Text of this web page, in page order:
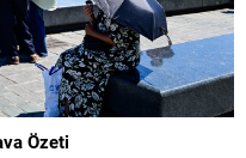
Özeti